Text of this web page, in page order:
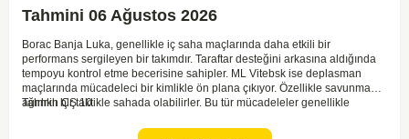
Tahmini 06 Ağustos 2026
Borac Banja Luka, genellikle iç saha maçlarında daha etkili bir
performans sergileyen bir takımdır. Taraftar desteğini arkasına aldığında
tempoyu kontrol etme becerisine sahipler. ML Vitebsk ise deplasman
maçlarında mücadeleci bir kimlikle ön plana çıkıyor. Özellikle savunma
ağırlıklı bir taktikle sahada olabilirler. Bu tür mücadeleler genellikle
alındığında, dengeli bir oyun bekleniyor.
Tahmin ÇŞ 10